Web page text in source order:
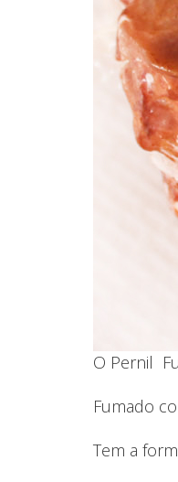
O Pernil
Fumado
Tem a